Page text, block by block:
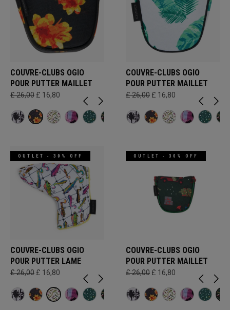
COUVRE-CLUBS OGIO
POUR PUTTER MAILLET
£ 26,00 £ 16,80
COUVRE-CLUBS OGIO
POUR PUTTER MAILLET
£ 26,00 £ 16,80
OUTLET - 30% OFF
COUVRE-CLUBS OGIO
POUR PUTTER LAME
£ 26,00 £ 16,80
OUTLET - 30% OFF
COUVRE-CLUBS OGIO
POUR PUTTER MAILLET
£ 26,00 £ 16,80